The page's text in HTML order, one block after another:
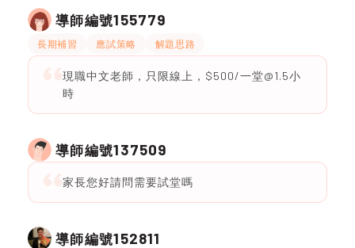
導師編號155779
長期補習 應試策略 解題思路
現職中文老師，只限線上，$500/一堂@1.5小
時
導師編號137509
家長您好請問需要試堂嗎
導師編號152811